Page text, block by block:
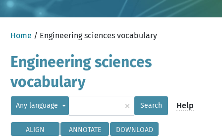
Home / Engineering sciences vocabulary
Engineering sciences
vocabulary
Any language × Search Help
ALIGN ANNOTATE DOWNLOAD